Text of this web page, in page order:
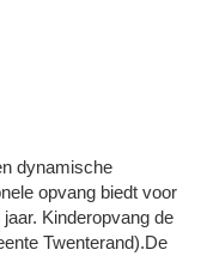
dynamische
opvang biedt voor
Kinderopvang de
Twenterand).De